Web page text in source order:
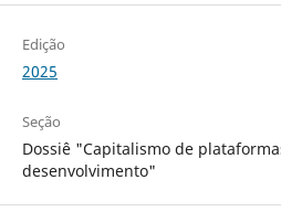
Edição
2025
Seção
Dossiê "Capitalismo de
desenvolvimento"